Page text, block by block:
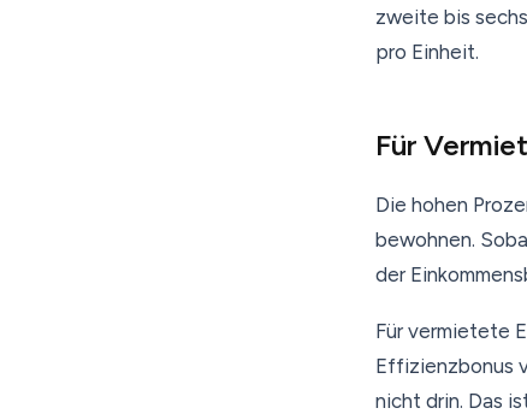
zweite bis
pro Einheit.
Für
Die hohen
bewohnen.
der
Für vermietete
Effizienzbonus
nicht drin. Das